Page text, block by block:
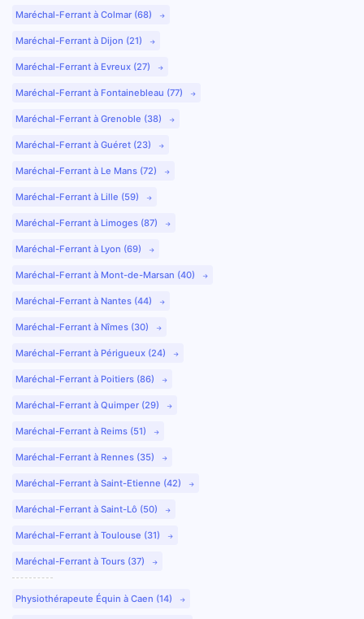
Maréchal-Ferrant à Colmar (68)
Maréchal-Ferrant à Dijon (21)
Maréchal-Ferrant à Evreux (27)
Maréchal-Ferrant à Fontainebleau (77)
Maréchal-Ferrant à Grenoble (38)
Maréchal-Ferrant à Guéret (23)
Maréchal-Ferrant à Le Mans (72)
Maréchal-Ferrant à Lille (59)
Maréchal-Ferrant à Limoges (87)
Maréchal-Ferrant à Lyon (69)
Maréchal-Ferrant à Mont-de-Marsan (40)
Maréchal-Ferrant à Nantes (44)
Maréchal-Ferrant à Nîmes (30)
Maréchal-Ferrant à Périgueux (24)
Maréchal-Ferrant à Poitiers (86)
Maréchal-Ferrant à Quimper (29)
Maréchal-Ferrant à Reims (51)
Maréchal-Ferrant à Rennes (35)
Maréchal-Ferrant à Saint-Etienne (42)
Maréchal-Ferrant à Saint-Lô (50)
Maréchal-Ferrant à Toulouse (31)
Maréchal-Ferrant à Tours (37)
Physiothérapeute Équin à Caen (14)